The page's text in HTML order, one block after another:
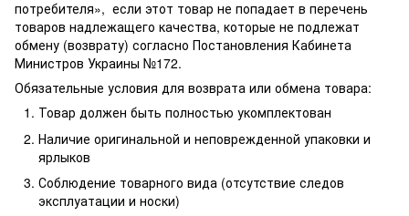
потребителя», если этот товар не попадает в перечень
товаров надлежащего качества, которые не подлежат
обмену (возврату) согласно Постановления Кабинета
Министров Украины №172.
Обязательные условия для возврата или обмена товара:
Товар должен быть полностью укомплектован
Наличие оригинальной и неповрежденной упаковки и
ярлыков
Соблюдение товарного вида (отсутствие следов
эксплуатации и носки)